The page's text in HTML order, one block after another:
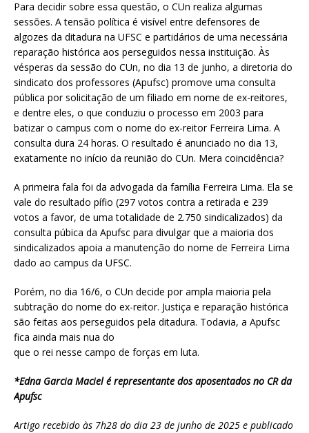
Para decidir sobre essa questão, o CUn realiza algumas
sessões. A tensão política é visível entre defensores de
algozes da ditadura na UFSC e partidários de uma necessária
reparação histórica aos perseguidos nessa instituição. Às
vésperas da sessão do CUn, no dia 13 de junho, a diretoria do
sindicato dos professores (Apufsc) promove uma consulta
pública por solicitação de um filiado em nome de ex-reitores,
e dentre eles, o que conduziu o processo em 2003 para
batizar o campus com o nome do ex-reitor Ferreira Lima. A
consulta dura 24 horas. O resultado é anunciado no dia 13,
exatamente no início da reunião do CUn. Mera coincidência?
A primeira fala foi da advogada da família Ferreira Lima. Ela se
vale do resultado pífio (297 votos contra a retirada e 239
votos a favor, de uma totalidade de 2.750 sindicalizados) da
consulta púbica da Apufsc para divulgar que a maioria dos
sindicalizados apoia a manutenção do nome de Ferreira Lima
dado ao campus da UFSC.
Porém, no dia 16/6, o CUn decide por ampla maioria pela
subtração do nome do ex-reitor. Justiça e reparação histórica
são feitas aos perseguidos pela ditadura. Todavia, a Apufsc
fica ainda mais nua do
que o rei nesse campo de forças em luta.
*Edna Garcia Maciel é representante dos aposentados no CR da
Apufsc
Artigo recebido às 7h28 do dia 23 de junho de 2025 e publicado